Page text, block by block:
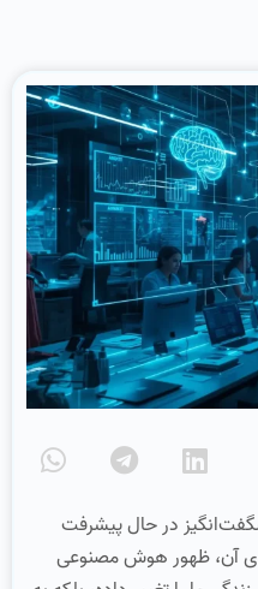
در حال پیشرفت
آن، ظهور هوش مصنوعی